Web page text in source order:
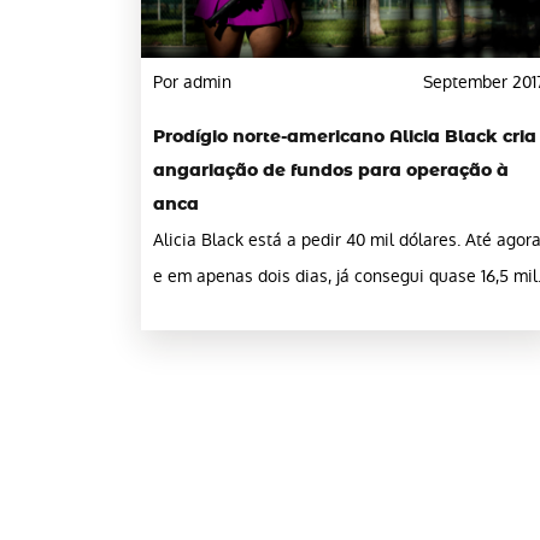
Por admin September
Prodígio norte-americano Alicia Black cria
angariação de fundos para operação à
anca
Alicia Black está a pedir 40 mil dólares. Até
e em apenas dois dias, já consegui quase 16,5 mil.